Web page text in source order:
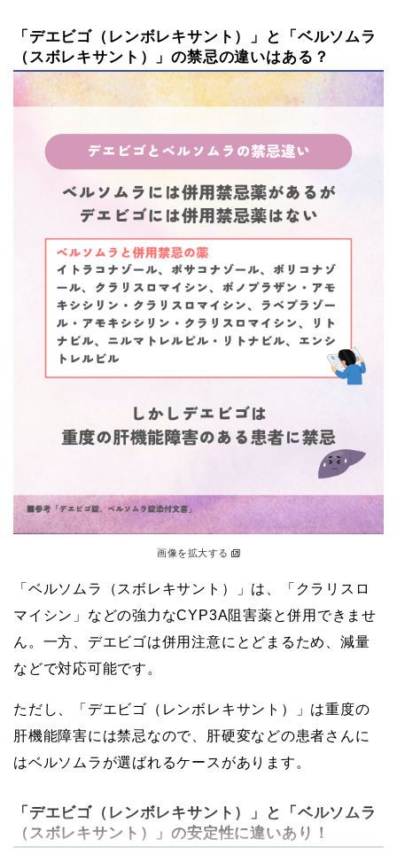
「デエビゴ（レンボレキサント）」と「ベルソムラ
（スボレキサント）」の禁忌の違いはある？
画像を拡大する
「ベルソムラ（スボレキサント）」は、「クラリスロ
マイシン」などの強力なCYP3A阻害薬と併用できませ
ん。一方、デエビゴは併用注意にとどまるため、減量
などで対応可能です。
ただし、「デエビゴ（レンボレキサント）」は重度の
肝機能障害には禁忌なので、肝硬変などの患者さんに
はベルソムラが選ばれるケースがあります。
「デエビゴ（レンボレキサント）」と「ベルソムラ
（スボレキサント）」の安定性に違いあり！